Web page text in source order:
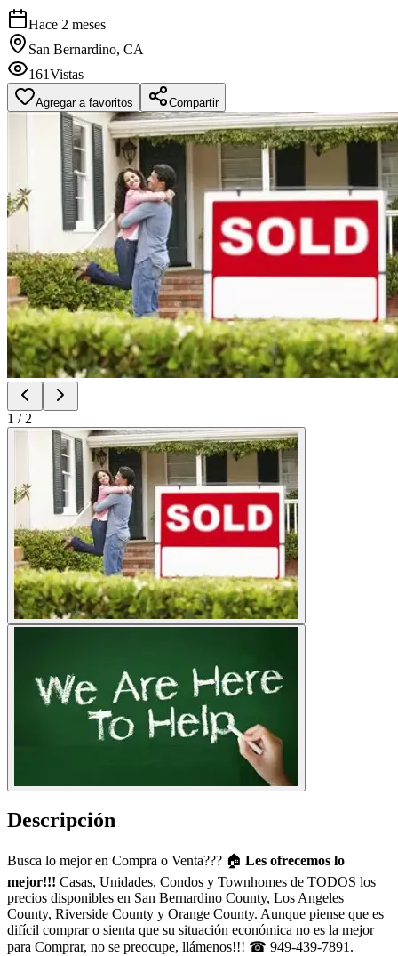
Hace 2 meses
San Bernardino, CA
161Vistas
Agregar a favoritos Compartir
1 / 2
Descripción
Busca lo mejor en Compra o Venta??? 🏠 Les ofrecemos lo
mejor!!! Casas, Unidades, Condos y Townhomes de TODOS los
precios disponibles en San Bernardino County, Los Angeles
County, Riverside County y Orange County. Aunque piense que es
difícil comprar o sienta que su situación económica no es la mejor
para Comprar, no se preocupe, llámenos!!! ☎ 949-439-7891.